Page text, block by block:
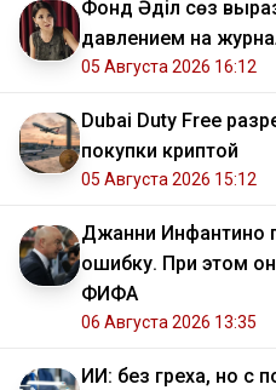
Фонд Әділ сөз
давлением на
05 Августа 2026 16:12
Dubai Duty Free
покупки криптой
05 Августа 2026 15:12
Джанни Инфантино
ошибку. При этом
ФИФА
06 Августа 2026 13:35
ИИ: без греха, но с